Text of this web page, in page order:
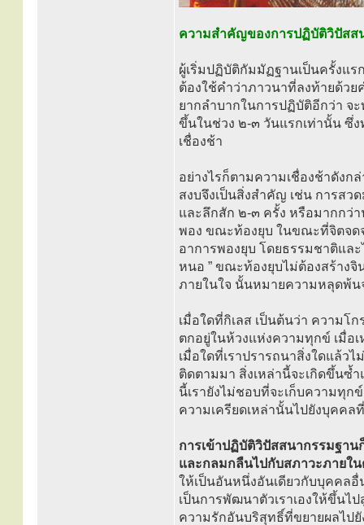
ความสำคัญของการปฏิบัติวิปัสส
ผู้เริ่มปฏิบัติกัมมัฏฐานเป็นครั้งแ
ต้องใช้คำว่าภาวนาที่ลงท้ายด้วย
ยากลำบากในการปฏิบัติอีกว่า จ
ขึ้นในช่วง ๒-๓ วันแรกเท่านั้น ซึ่ง
เชื่องช้า
อย่างไรก็ตามความเชื่องช้าดังก
สงบจึงเป็นสิ่งสำคัญ เช่น การสว
และลึกสัก ๒-๓ ครั้ง หรือมากกว่
พอง ขณะท้องยุบ ในขณะที่จิตจด
อาการพองยุบ โดยธรรมชาติแล
หนอ ” ขณะท้องยุบไม่ต้องสร้าง
ภายในใจ นั้นหมายความหลุดพ้น
เมื่อใดที่กิเลส เป็นต้นว่า ความโ
ตกอยู่ในห้วงแห่งความทุกข์ เมื่อ
เมื่อใดที่เราปรารถนาสิ่งใดแล้ว
ติดตามมา สิ่งเหล่านี้จะเกิดขึ้นซ้
นี้เรายังไม่ชอบที่จะเก็บความทุก
ความเครียดเหล่านั้นไปยังบุคคล
การเข้าปฏิบัติวิปัสสนากรรมฐาน
และกลมกลืนไปกับสภาวะภายใน
ให้เป็นอันหนึ่งอันเดียวกับบุคคลอื่
เป็นการพัฒนาตัวเราเองให้ขึ้นไ
ความรักอันบริสุทธิ์ที่ขยายผลไป